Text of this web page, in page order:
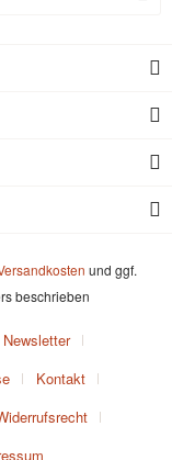
und ggf.
beschrieben
Newsletter
Kontakt